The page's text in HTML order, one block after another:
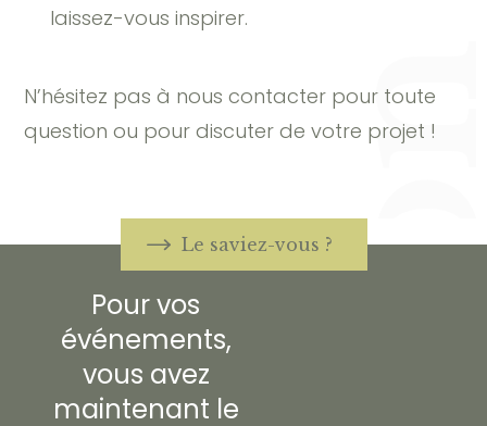
laissez-vous inspirer.
N’hésitez pas à nous contacter pour toute
question ou pour discuter de votre projet !
Le saviez-vous ?
Pour vos
événements,
vous avez
maintenant le